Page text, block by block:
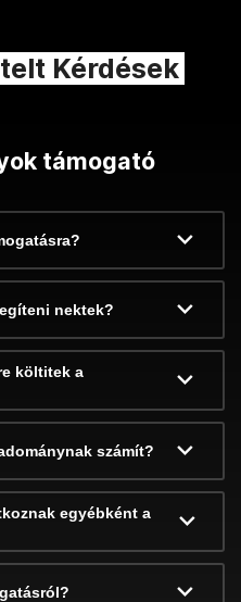
Kérdések
támogató
nektek?
költitek a
számít?
egyébként a